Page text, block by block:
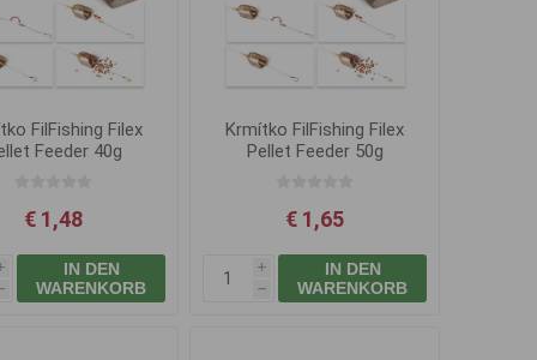
FilFishing Filex
Feeder 40g
€ 1,48
IN DEN
WARENKORB
Krmítko FilFishing Filex
Pellet Feeder 50g
€ 1,65
i
h
IN DEN
WARENKORB